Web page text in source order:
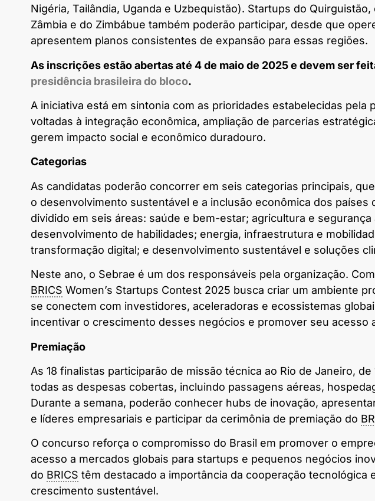
Nigéria, Tailândia, Uganda e Uzbequistão). Startups do Quirguistão,
Zâmbia e do Zimbábue também poderão participar, desde que
apresentem planos consistentes de expansão para essas regiões.
As inscrições estão abertas até 4 de maio de 2025 e devem ser
presidência brasileira do bloco.
A iniciativa está em sintonia com as prioridades estabelecidas pela
voltadas à integração econômica, ampliação de parcerias
gerem impacto social e econômico duradouro.
Categorias
As candidatas poderão concorrer em seis categorias principais,
o desenvolvimento sustentável e a inclusão econômica dos países
dividido em seis áreas: saúde e bem-estar; agricultura e segurança
desenvolvimento de habilidades; energia, infraestrutura e
transformação digital; e desenvolvimento sustentável e soluções
Neste ano, o Sebrae é um dos responsáveis pela organização.
BRICS Women’s Startups Contest 2025 busca criar um ambiente
se conectem com investidores, aceleradoras e ecossistemas
incentivar o crescimento desses negócios e promover seu acesso
Premiação
As 18 finalistas participarão de missão técnica ao Rio de Janeiro,
todas as despesas cobertas, incluindo passagens aéreas,
Durante a semana, poderão conhecer hubs de inovação,
e líderes empresariais e participar da cerimônia de premiação do
O concurso reforça o compromisso do Brasil em promover o
acesso a mercados globais para startups e pequenos negócios
do BRICS têm destacado a importância da cooperação tecnológica
crescimento sustentável.